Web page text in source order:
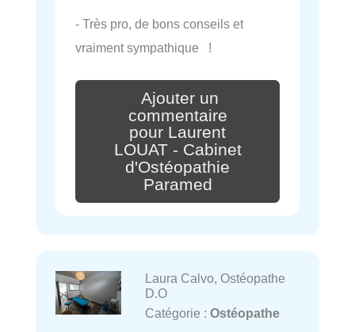
- Très pro, de bons conseils et
vraiment sympathique !
Ajouter un
commentaire
pour Laurent
LOUAT - Cabinet
d'Ostéopathie
Paramed
Laura Calvo, Ostéopathe
D.O
Catégorie : Ostéopathe